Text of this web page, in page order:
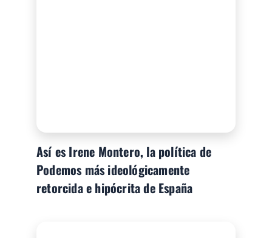
Así es Irene Montero, la política de
Podemos más ideológicamente
retorcida e hipócrita de España